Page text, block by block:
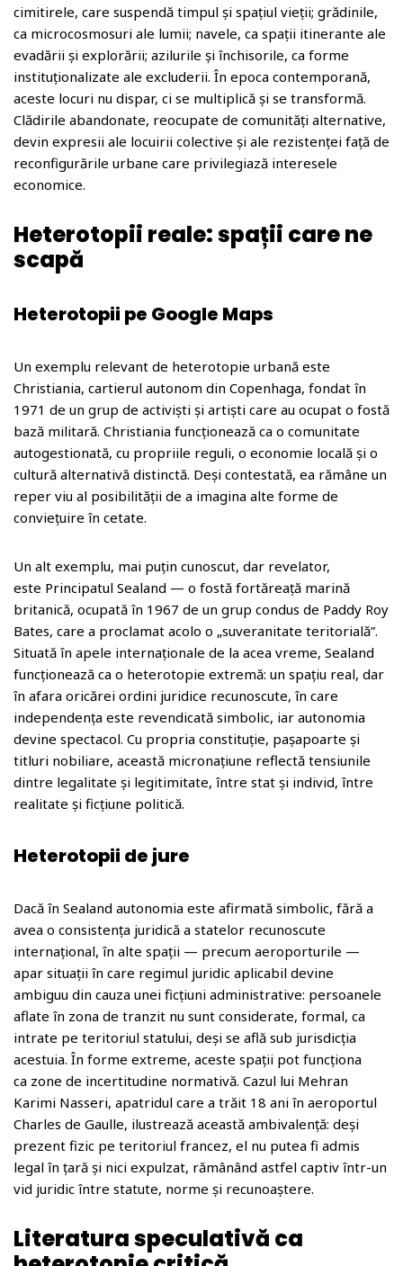
cimitirele, care suspendă timpul și spațiul vieții; grădinile,
ca microcosmosuri ale lumii; navele, ca spații itinerante ale
evadării și explorării; azilurile și închisorile, ca forme
instituționalizate ale excluderii. În epoca contemporană,
aceste locuri nu dispar, ci se multiplică și se transformă.
Clădirile abandonate, reocupate de comunități alternative,
devin expresii ale locuirii colective și ale rezistenței față de
reconfigurările urbane care privilegiază interesele
economice.
Heterotopii reale: spații care ne
scapă
Heterotopii pe Google Maps
Un exemplu relevant de heterotopie urbană este
Christiania, cartierul autonom din Copenhaga, fondat în
1971 de un grup de activiști și artiști care au ocupat o fostă
bază militară. Christiania funcționează ca o comunitate
autogestionată, cu propriile reguli, o economie locală și o
cultură alternativă distinctă. Deși contestată, ea rămâne un
reper viu al posibilității de a imagina alte forme de
conviețuire în cetate.
Un alt exemplu, mai puțin cunoscut, dar revelator,
este Principatul Sealand — o fostă fortăreață marină
britanică, ocupată în 1967 de un grup condus de Paddy Roy
Bates, care a proclamat acolo o „suveranitate teritorială”.
Situată în apele internaționale de la acea vreme, Sealand
funcționează ca o heterotopie extremă: un spațiu real, dar
în afara oricărei ordini juridice recunoscute, în care
independența este revendicată simbolic, iar autonomia
devine spectacol. Cu propria constituție, pașapoarte și
titluri nobiliare, această micronațiune reflectă tensiunile
dintre legalitate și legitimitate, între stat și individ, între
realitate și ficțiune politică.
Heterotopii de jure
Dacă în Sealand autonomia este afirmată simbolic, fără a
avea o consistența juridică a statelor recunoscute
internațional, în alte spații — precum aeroporturile —
apar situații în care regimul juridic aplicabil devine
ambiguu din cauza unei ficțiuni administrative: persoanele
aflate în zona de tranzit nu sunt considerate, formal, ca
intrate pe teritoriul statului, deși se află sub jurisdicția
acestuia. În forme extreme, aceste spații pot funcționa
ca zone de incertitudine normativă. Cazul lui Mehran
Karimi Nasseri, apatridul care a trăit 18 ani în aeroportul
Charles de Gaulle, ilustrează această ambivalență: deși
prezent fizic pe teritoriul francez, el nu putea fi admis
legal în țară și nici expulzat, rămânând astfel captiv într-un
vid juridic între statute, norme și recunoaștere.
Literatura speculativă ca